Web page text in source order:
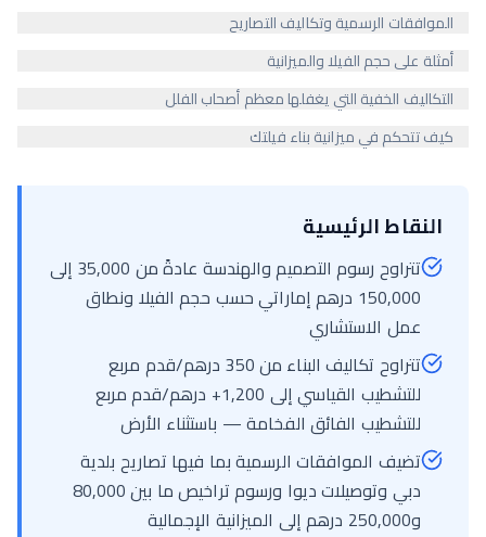
الموافقات الرسمية وتكاليف التصاريح
أمثلة على حجم الفيلا والميزانية
التكاليف الخفية التي يغفلها معظم أصحاب الفلل
كيف تتحكم في ميزانية بناء فيلتك
النقاط الرئيسية
تتراوح رسوم التصميم والهندسة عادةً من 35,000 إلى
150,000 درهم إماراتي حسب حجم الفيلا ونطاق
عمل الاستشاري
تتراوح تكاليف البناء من 350 درهم/قدم مربع
للتشطيب القياسي إلى 1,200+ درهم/قدم مربع
للتشطيب الفائق الفخامة — باستثناء الأرض
تضيف الموافقات الرسمية بما فيها تصاريح بلدية
دبي وتوصيلات ديوا ورسوم تراخيص ما بين 80,000
و250,000 درهم إلى الميزانية الإجمالية